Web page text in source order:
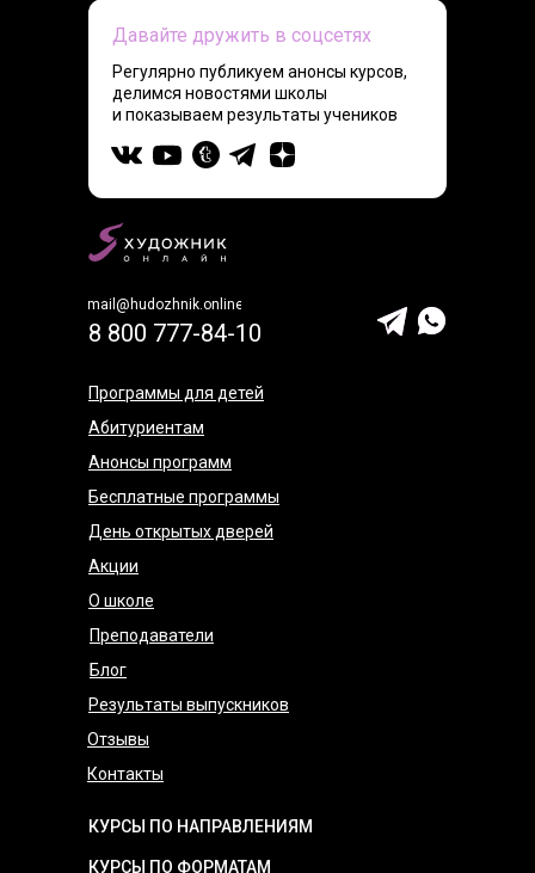
Давайте дружить в соцсетях
mail@hudozhnik.online
Регулярно публикуем анонсы курсов,
делимся новостями школы
и показываем результаты учеников
8 800 777-84-10
КУРСЫ ПО НАПРАВЛЕНИЯМ
КУРСЫ ПО ФОРМАТАМ
Программы для детей
Абитуриентам
Анонсы программ
Бесплатные программы
День открытых дверей
Акции
О школе
Преподаватели
Блог
Результаты выпускников
Отзывы
Контакты